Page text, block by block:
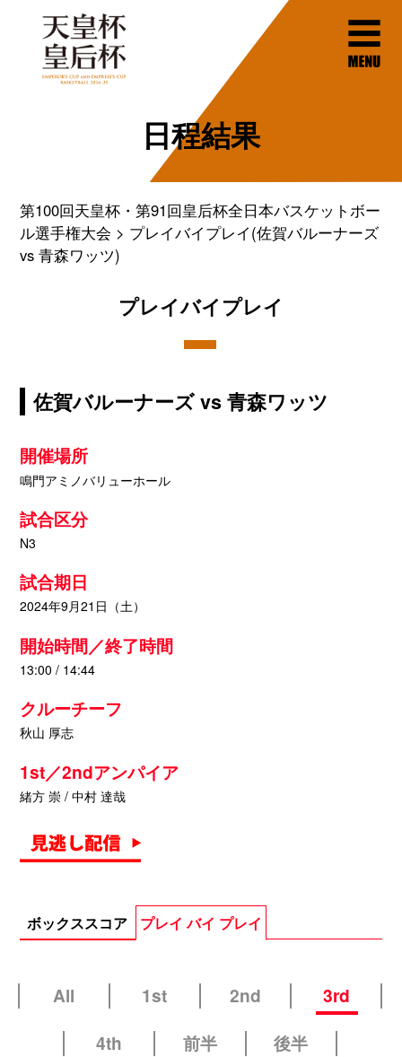
日程結果
第100回天皇杯・第91回皇后杯全日本バスケットボー
ル選手権大会
プレイバイプレイ(佐賀バルーナーズ
vs 青森ワッツ)
プレイバイプレイ
佐賀バルーナーズ vs 青森ワッツ
開催場所
鳴門アミノバリューホール
試合区分
N3
試合期日
2024年9月21日（土）
開始時間／終了時間
13:00 / 14:44
クルーチーフ
秋山 厚志
1st／2ndアンパイア
緒方 崇 / 中村 達哉
ボックススコア プレイ バイ プレイ
All 1st 2nd
3rd
4th
前半 後半